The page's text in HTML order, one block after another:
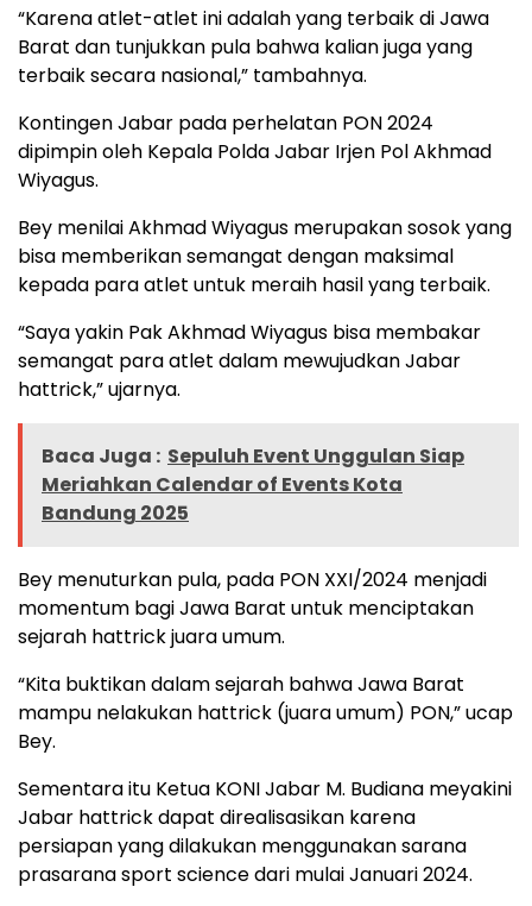
“Karena atlet-atlet ini adalah yang terbaik di Jawa
Barat dan tunjukkan pula bahwa kalian juga yang
terbaik secara nasional,” tambahnya.
Kontingen Jabar pada perhelatan PON 2024
dipimpin oleh Kepala Polda Jabar Irjen Pol Akhmad
Wiyagus.
Bey menilai Akhmad Wiyagus merupakan sosok yang
bisa memberikan semangat dengan maksimal
kepada para atlet untuk meraih hasil yang terbaik.
“Saya yakin Pak Akhmad Wiyagus bisa membakar
semangat para atlet dalam mewujudkan Jabar
hattrick,” ujarnya.
Baca Juga : Sepuluh Event Unggulan Siap
Meriahkan Calendar of Events Kota
Bandung 2025
Bey menuturkan pula, pada PON XXI/2024 menjadi
momentum bagi Jawa Barat untuk menciptakan
sejarah hattrick juara umum.
“Kita buktikan dalam sejarah bahwa Jawa Barat
mampu nelakukan hattrick (juara umum) PON,” ucap
Bey.
Sementara itu Ketua KONI Jabar M. Budiana meyakini
Jabar hattrick dapat direalisasikan karena
persiapan yang dilakukan menggunakan sarana
prasarana sport science dari mulai Januari 2024.